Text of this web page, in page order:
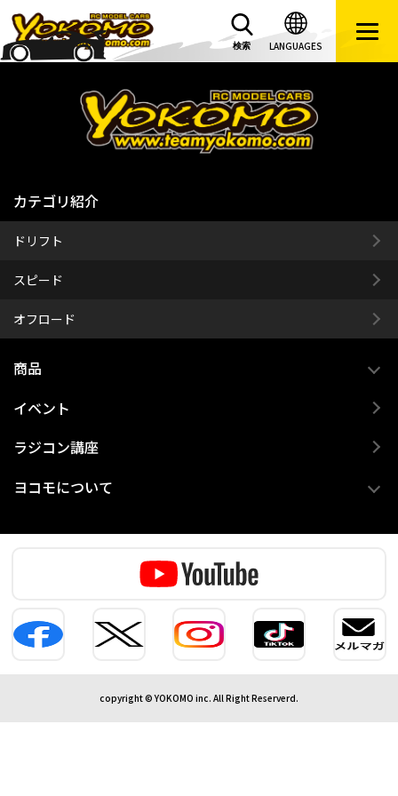
LANGUAGES
検索
カテゴリ紹介
ドリフト
スピード
オフロード
商品
イベント
ラジコン講座
ヨコモについて
copyright © YOKOMO inc. All Right Reserverd.